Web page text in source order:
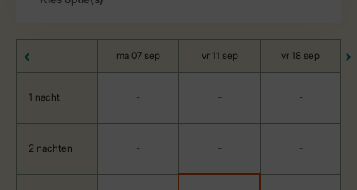
ma 07 sep vr 11 sep vr 18 sep
1 nacht - - -
2 nachten - - -